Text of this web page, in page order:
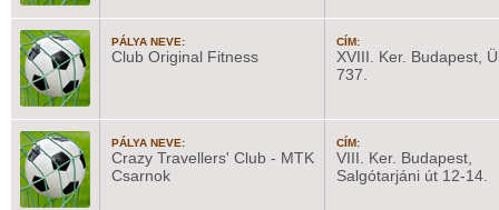
PÁLYA NEVE:
Club Original Fitness
CÍM:
XVIII. Ker. Budapest,
737.
PÁLYA NEVE:
Crazy Travellers' Club - MTK
Csarnok
CÍM:
VIII. Ker. Budapest,
Salgótarjáni út 12-14.